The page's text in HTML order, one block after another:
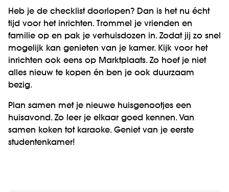
Heb je de checklist doorlopen? Dan is het nu écht
tijd voor het inrichten. Trommel je vrienden en
familie op en pak je verhuisdozen in. Zodat jij zo snel
mogelijk kan genieten van je kamer. Kijk voor het
inrichten ook eens op Marktplaats. Zo hoef je niet
alles nieuw te kopen én ben je ook duurzaam
bezig.
Plan samen met je nieuwe huisgenootjes een
huisavond. Zo leer je elkaar goed kennen. Van
samen koken tot karaoke. Geniet van je eerste
studentenkamer!